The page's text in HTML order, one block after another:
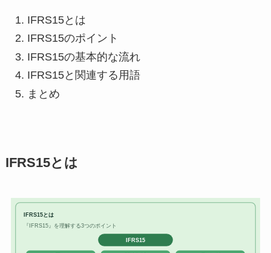
IFRS15とは
IFRS15のポイント
IFRS15の基本的な流れ
IFRS15と関連する用語
まとめ
IFRS15とは
IFRS15とは
『IFRS15』を理解する3つのポイント
IFRS15